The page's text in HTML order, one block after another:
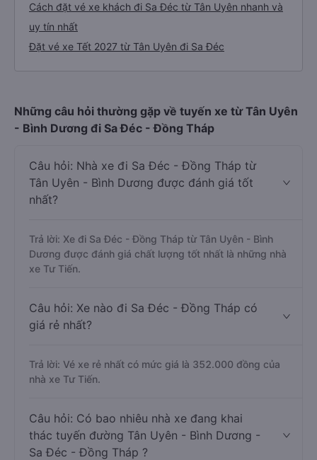
Cách đặt vé xe khách đi Sa Đéc từ Tân Uyên nhanh và
uy tín nhất
Đặt vé xe Tết 2027 từ Tân Uyên đi Sa Đéc
Những câu hỏi thường gặp về tuyến xe từ Tân Uyên
- Bình Dương đi Sa Đéc - Đồng Tháp
Câu hỏi: Nhà xe đi Sa Đéc - Đồng Tháp từ
Tân Uyên - Bình Dương được đánh giá tốt
nhất?
Trả lời: Xe đi Sa Đéc - Đồng Tháp từ Tân Uyên - Bình
Dương được đánh giá chất lượng tốt nhất là những nhà
xe Tư Tiến.
Câu hỏi: Xe nào đi Sa Đéc - Đồng Tháp có
giá rẻ nhất?
Trả lời: Vé xe rẻ nhất có mức giá là 352.000 đồng của
nhà xe Tư Tiến.
Câu hỏi: Có bao nhiêu nhà xe đang khai
thác tuyến đường Tân Uyên - Bình Dương -
Sa Đéc - Đồng Tháp ?